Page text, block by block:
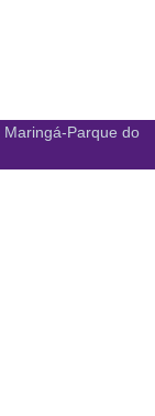
Maringá-Parque do